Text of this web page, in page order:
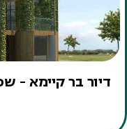
דיור בר קיימא -